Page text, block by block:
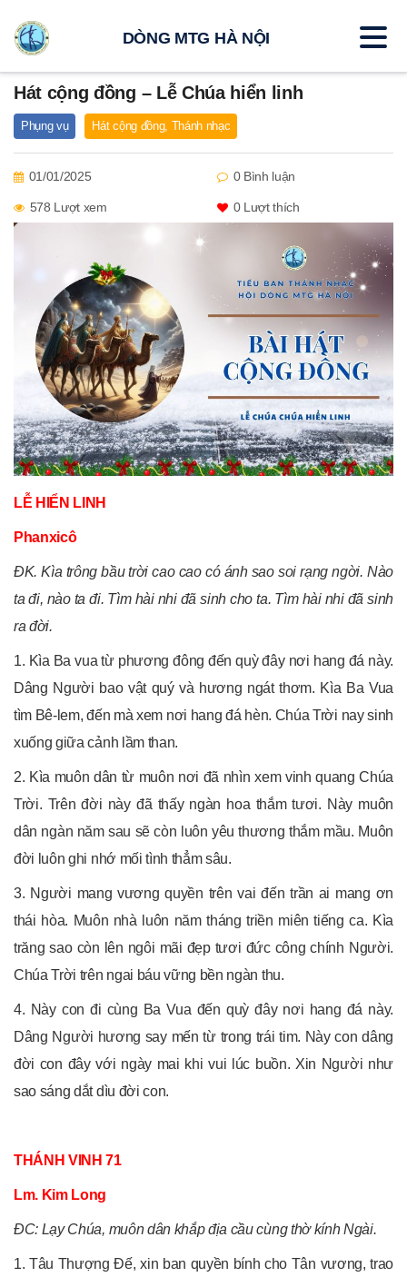
Hát cộng đồng – Lễ Chúa hiển linh
Phụng vụ Hát cộng đồng, Thánh nhạc
01/01/2025 0 Bình luận
578 Lượt xem 0Lượt thích
LỄ HIỂN LINH
Phanxicô
ĐK. Kìa trông bầu trời cao cao có ánh sao soi rạng ngời. Nào
ta đi, nào ta đi. Tìm hài nhi đã sinh cho ta. Tìm hài nhi đã sinh
ra đời.
1. Kìa Ba vua từ phương đông đến quỳ đây nơi hang đá này.
Dâng Người bao vật quý và hương ngát thơm. Kìa Ba Vua
tìm Bê-lem, đến mà xem nơi hang đá hèn. Chúa Trời nay sinh
xuống giữa cảnh lầm than.
2. Kìa muôn dân từ muôn nơi đã nhìn xem vinh quang Chúa
Trời. Trên đời này đã thấy ngàn hoa thắm tươi. Này muôn
dân ngàn năm sau sẽ còn luôn yêu thương thắm mầu. Muôn
đời luôn ghi nhớ mối tình thẳm sâu.
3. Người mang vương quyền trên vai đến trần ai mang ơn
thái hòa. Muôn nhà luôn năm tháng triền miên tiếng ca. Kìa
trăng sao còn lên ngôi mãi đẹp tươi đức công chính Người.
Chúa Trời trên ngai báu vững bền ngàn thu.
4. Này con đi cùng Ba Vua đến quỳ đây nơi hang đá này.
Dâng Người hương say mến từ trong trái tim. Này con dâng
đời con đây với ngày mai khi vui lúc buồn. Xin Người như
sao sáng dắt dìu đời con.
THÁNH VINH 71
Lm. Kim Long
ĐC: Lạy Chúa, muôn dân khắp địa cầu cùng thờ kính Ngài.
1. Tâu Thượng Đế, xin ban quyền bính cho Tân vương, trao
DÒNG MTG HÀ NỘI